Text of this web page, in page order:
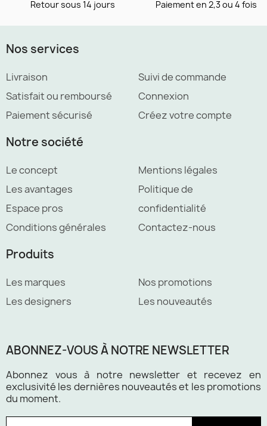
Retour sous 14 jours Paiement en 2,3 ou 4 fois
Nos services
Livraison
Satisfait ou remboursé
Paiement sécurisé
Suivi de commande
Connexion
Créez votre compte
Notre société
Le concept
Les avantages
Espace pros
Conditions générales
Mentions légales
Politique de
confidentialité
Contactez-nous
Produits
Les marques
Les designers
Nos promotions
Les nouveautés
ABONNEZ-VOUS À NOTRE NEWSLETTER
Abonnez vous à notre newsletter et recevez en
exclusivité les dernières nouveautés et les promotions
du moment.